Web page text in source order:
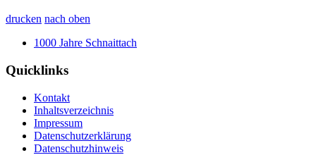
drucken nach oben
1000 Jahre Schnaittach
Quicklinks
Kontakt
Inhaltsverzeichnis
Impressum
Datenschutzerklärung
Datenschutzhinweis